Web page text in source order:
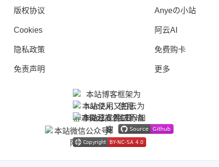
版权协议
Cookies
隐私政策
免责声明
Anyeの小站
阿云AI
免费购卡
更多